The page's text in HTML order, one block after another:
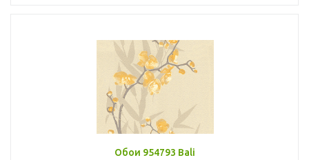
Обои 954793 Bali